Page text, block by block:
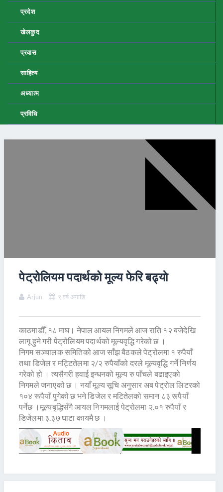
प्रदेश
खेलकुद
प्रवास
साहित्य
अध्यात्म
प्रविधि
पेट्रोलियम पदार्थको मूल्य फेरि बढ्याे
Arjun ९ वर्ष अगाडि
काठमाडौँ, १८ माघ। नेपाल आयल निगमले आज राति १२ बजेदेखि
लागू हुने गरी पेट्रोलियम पदार्थको मूल्यवृद्धि गरेको छ ।
निगम सञ्चालक समितिको आज साँझ बैठकले पेट्रोलमा १ रुपैयाँ
तथा डिजेल र मट्टितेलमा २/२ रुपैयाँको दरले मूल्यवृद्धि गर्ने निर्णय
गरेको हो । त्यसैगरी हवाई इन्धनको मूल्य रु पाँचले बढाइएको
निगमले जनाएको छ । नयाँ मूल्य सूचि अनुसार अब पेट्रोल लिटरको
१०४ रूपैयाँ पुगेको छ भने डिजेल र मटितेलको समान ८३ रूपैयाँ
पर्नेछ ।मूल्यबृद्धिसँगै आयल निगमलाई पेट्रोलमा २.०१ रुपैयाँ र
डिजेलमा ३.३७ घाटा कायमै छ ।